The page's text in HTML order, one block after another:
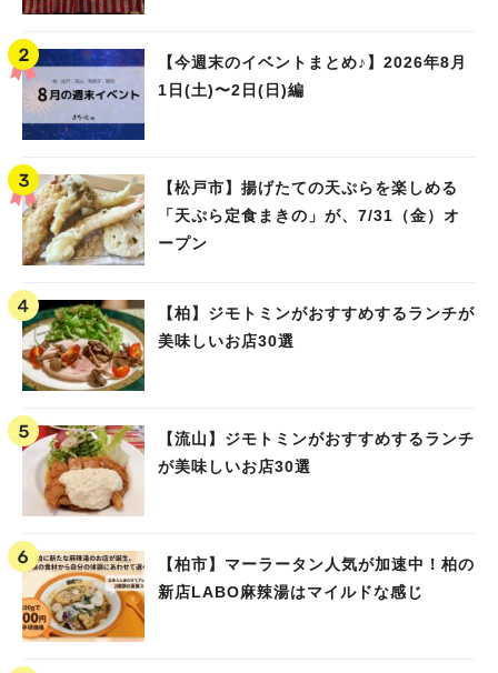
【今週末のイベントまとめ♪】2026年8月
1日(土)〜2日(日)編
【松戸市】揚げたての天ぷらを楽しめる
「天ぷら定食まきの」が、7/31（金）オ
ープン
【柏】ジモトミンがおすすめするランチが
美味しいお店30選
【流山】ジモトミンがおすすめするランチ
が美味しいお店30選
【柏市】マーラータン人気が加速中！柏の
新店LABO麻辣湯はマイルドな感じ